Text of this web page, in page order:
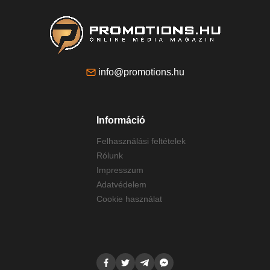
info@promotions.hu
Információ
Felhasználási feltételek
Rólunk
Impresszum
Adatvédelem
Cookie használat